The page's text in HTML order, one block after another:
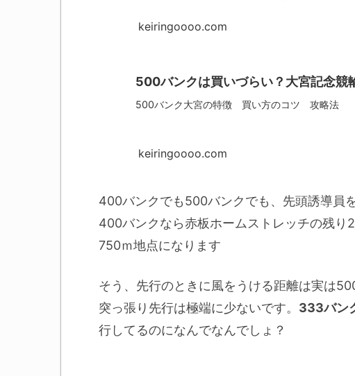
keiringoooo.com
500バンクは買いづらい？大宮記念競
500バンク大宮の特徴 買い方のコツ 攻略法
keiringoooo.com
400バンクでも500バンクでも、先頭誘導員
400バンクなら赤板ホームストレッチの残
750ｍ地点になります
そう、先行のときに風をうける距離は実は
突っ張り先行は極端に少ないです。 333バン
行してるのになんでなんでしょ？